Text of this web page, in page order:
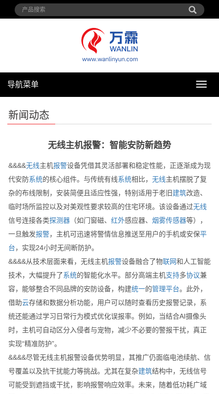
导
导航菜单
新闻动态
无线主机报警：智能安防新趋势
&&&&无线主机报警设备凭借其灵活部署和稳定性能，正逐渐成为现
代安防系统的核心组件。与传统有线系统相比， 无线主机摆脱了复
杂的布线限制，安装简便且适应性强，特别适用于老旧建筑改造、
临时场所监控以及对美观性要求较高的住宅环境。该设备通过无线
信号连接各类探测器 （如门窗磁、 红外感应器、 烟雾传感器等），
一旦触发报警，主机可迅速将警情信息推送至用户的手机或安保平
台，实现24小时无间断防护。
&&&&从技术层面来看，无线主机报警设备融合了物联网和人工智能
技术，大幅提升了系统的智能化水平。部分高端主机支持多协议兼
容，能够整合不同品牌的安防设备，构建统一的管理平台。此外，
借助云存储和数据分析功能，用户可以随时查看历史报警记录，系
统还能通过学习日常行为模式优化误报率。例如，当结合AI摄像头
时，主机可自动区分入侵者与宠物，减少不必要的警报干扰，真正
实现“精准防护”。
&&&&尽管无线主机报警设备优势明显，其推广仍面临电池续航、信
号覆盖以及抗干扰能力等挑战。尤其在复杂建筑结构中，无线信号
可能受到遮挡或干扰，影响报警响应效率。未来，随着低功耗广域